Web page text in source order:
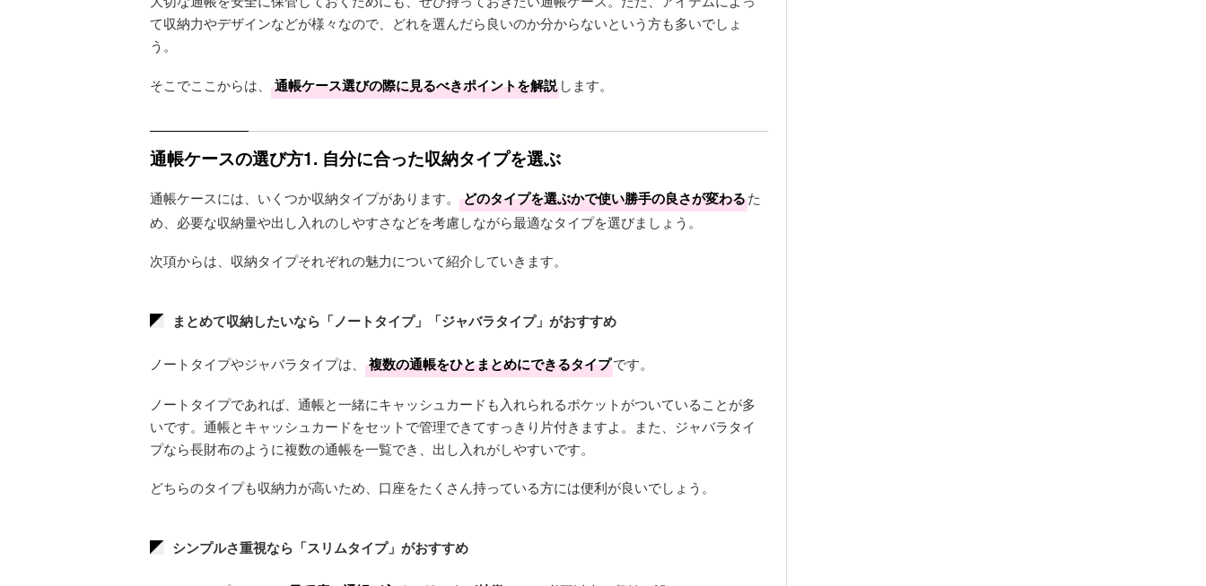
て収納力やデザインなどが様々なので、どれを選んだら良いのか分からないという方も多いでしょ
う。
そこでここからは、 通帳ケース選びの際に見るべきポイントを解説 します。
通帳ケースの選び方1. 自分に合った収納タイプを選ぶ
通帳ケースには、いくつか収納タイプがあります。 どのタイプを選ぶかで使い勝手の良さが変わるた
め、必要な収納量や出し入れのしやすさなどを考慮しながら最適なタイプを選びましょう。
次項からは、収納タイプそれぞれの魅力について紹介していきます。
まとめて収納したいなら「ノートタイプ」「ジャバラタイプ」がおすすめ
ノートタイプやジャバラタイプは、 複数の通帳をひとまとめにできるタイプです。
ノートタイプであれば、通帳と一緒にキャッシュカードも入れられるポケットがついていることが多
いです。通帳とキャッシュカードをセットで管理できてすっきり片付きますよ。また、ジャバラタイ
プなら長財布のように複数の通帳を一覧でき、出し入れがしやすいです。
どちらのタイプも収納力が高いため、口座をたくさん持っている方には便利が良いでしょう。
シンプルさ重視なら「スリムタイプ」がおすすめ